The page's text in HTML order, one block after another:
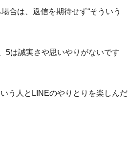
合は、返信を期待せず“そういう
5は誠実さや思いやりがないです
う人とLINEのやりとりを楽しんだ